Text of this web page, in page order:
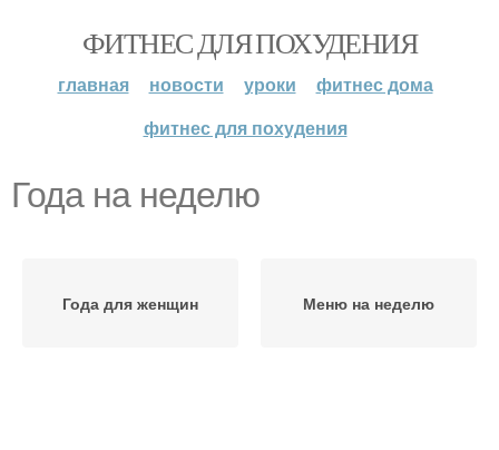
ФИТНЕС ДЛЯ ПОХУДЕНИЯ
главная новости уроки
фитнес дома
фитнес для похудения
Года на неделю
Года для женщин Меню на неделю